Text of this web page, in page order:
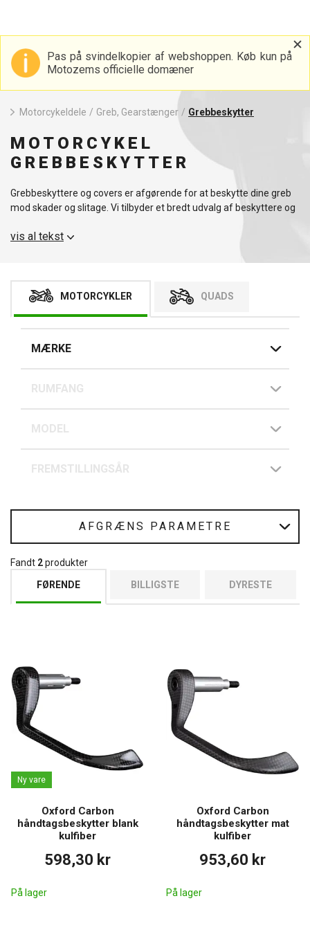
Pas på svindelkopier af webshoppen. Køb kun på
Motozems officielle domæner
Motorcykeldele / Greb, Gearstænger / Grebbeskytter
MOTORCYKEL
GREBBESKYTTER
Grebbeskyttere og covers er afgørende for at beskytte dine greb
mod skader og slitage. Vi tilbyder et bredt udvalg af beskyttere og
holdbarhed. Vi anbefaler også at udforske andre reservedele, som
vis al tekst
MOTORCYKLER QUADS
MÆRKE
RUMFANG
MODEL
FREMSTILLINGSÅR
AFGRÆNS PARAMETRE
Fandt 2produkter
FØRENDE
BILLIGSTE DYRESTE
Ny vare
Oxford Carbon
håndtagsbeskytter blank
kulfiber
598,30 kr
På lager
Oxford Carbon
håndtagsbeskytter mat
kulfiber
953,60 kr
På lager